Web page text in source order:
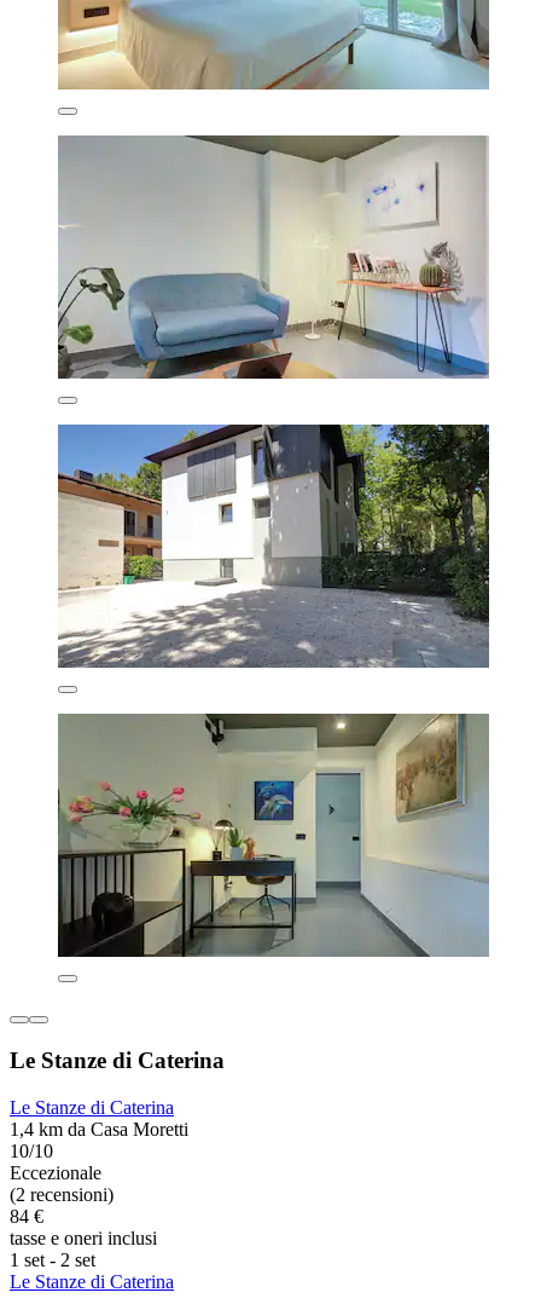
Le Stanze di Caterina
Le Stanze di Caterina
1,4 km da Casa Moretti
10/10
Eccezionale
(2 recensioni)
84 €
tasse e oneri inclusi
1 set - 2 set
Le Stanze di Caterina